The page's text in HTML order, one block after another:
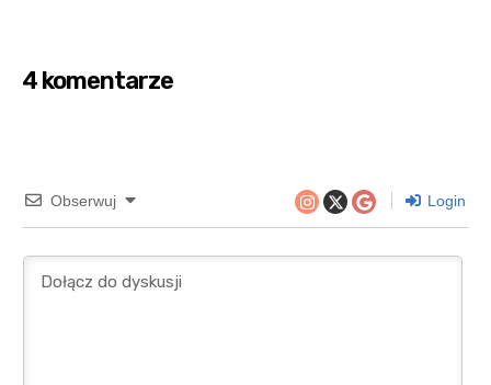
4 komentarze
Obserwuj Login